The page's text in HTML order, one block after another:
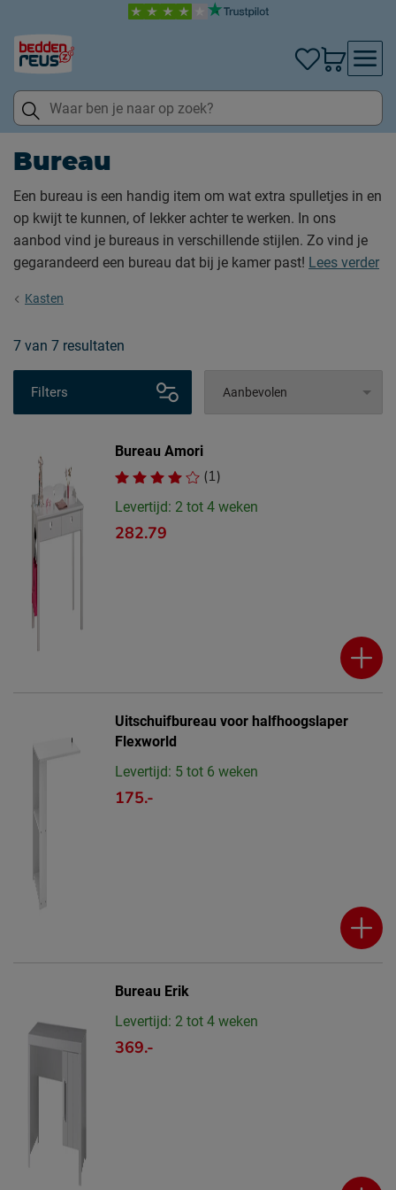
Bureau
Een bureau is een handig item om wat extra spulletjes in en
op kwijt te kunnen, of lekker achter te werken. In ons
aanbod vind je bureaus in verschillende stijlen. Zo vind je
gegarandeerd een bureau dat bij je kamer past! Lees verder
Kasten
7 van 7 resultaten
Filters
Bureau Amori
(1)
Levertijd: 2 tot 4 weken
282.79
Uitschuifbureau voor halfhoogslaper
Flexworld
Levertijd: 5 tot 6 weken
175.-
Bureau Erik
Levertijd: 2 tot 4 weken
369.-